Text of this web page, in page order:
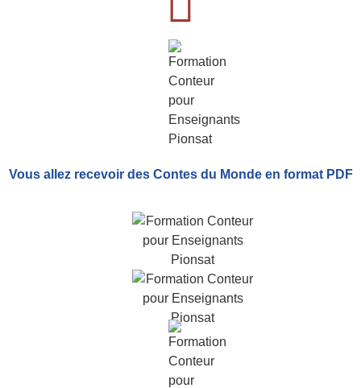
Vous allez recevoir des Contes du Monde en format PDF